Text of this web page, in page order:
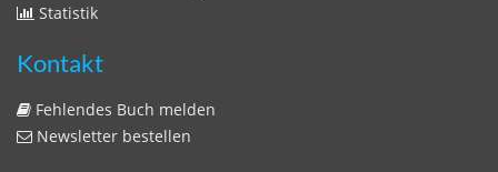
Sitemap
Sitemap
Impressum